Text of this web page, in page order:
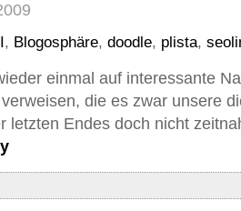
, Blogosphäre, doodle, plista,
einmal auf interessante
die es zwar unsere
letzten Endes doch nicht